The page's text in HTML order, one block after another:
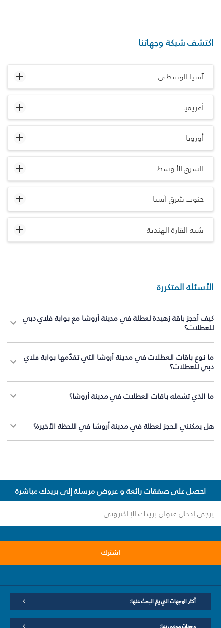
اكتشف شبكة وجهاتنا
آسيا الوسطى
أفريقيا
أوروبا
الشرق الأوسط
جنوب شرق آسيا
شبه القارة الهندية
الأسئلة المتكررة
كيف أحجز باقة زهيدة لعطلة في مدينة أروشا مع بوابة فلاي دبي
للعطلات؟
ما نوع باقات العطلات في مدينة أروشا التي تقدّمها بوابة فلاي
دبي للعطلات؟
ما الذي تشمله باقات العطلات في مدينة أروشا؟
هل يمكنني الحجز لعطلة في مدينة أروشا في اللحظة الأخيرة؟
احصل على صفقات رائعة و عروض مرسلة إلى بريدك مباشرة
اشترك
أكثر الوجهات التي يتم البحث عنها:
وجهات موصى بها: